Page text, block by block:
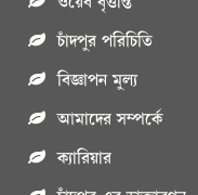
চাঁদপুর পরিচিতি
বিজ্ঞাপন মুল্য
আমাদের সম্পর্কে
ক্যারিয়ার